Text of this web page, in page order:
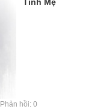
Phản hồi: 0